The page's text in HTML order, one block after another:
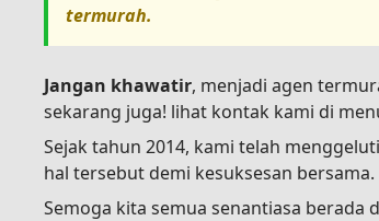
termurah.
Jangan khawatir, menjadi agen
sekarang juga! lihat kontak kami di
Sejak tahun 2014, kami telah
hal tersebut demi kesuksesan bersama.
Semoga kita semua senantiasa berada